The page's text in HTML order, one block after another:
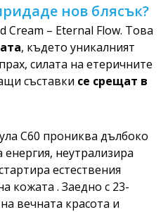
нов блясък?
Cream – Eternal Flow. Това
, където уникалният
силата на етеричните
съставки се срещат в
C60 прониква дълбоко
неутрализира
естествения
кожата . Заедно с 23-
вечната красота и